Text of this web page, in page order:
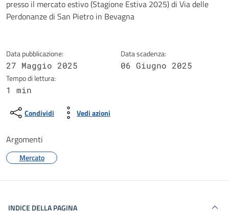
presso il mercato estivo (Stagione Estiva 2025) di Via delle
Perdonanze di San Pietro in Bevagna
Data pubblicazione:
27 Maggio 2025
Data scadenza:
06 Giugno 2025
Tempo di lettura:
1 min
Condividi Vedi azioni
Argomenti
Mercato
INDICE DELLA PAGINA